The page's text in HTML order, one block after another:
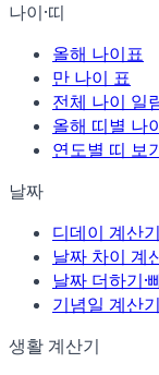
나이·띠
올해 나이표
만 나이 표
전체 나이 일
올해 띠별 나
연도별 띠 보
날짜
디데이 계산기
날짜 차이 계
날짜 더하기·
기념일 계산기
생활 계산기